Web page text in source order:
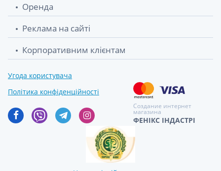
Оренда
Реклама на сайті
Корпоративним клієнтам
Угода користувача
Політика конфіденційності
Создание интернет
магазина
ФЕНІКС ІНДАСТРІ